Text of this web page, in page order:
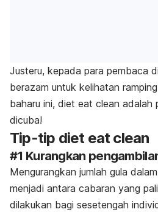
Justeru, kepada para pembaca
berazam untuk kelihatan
baharu ini, diet eat clean adalah
dicuba!
Tip-tip diet eat clean
#1 Kurangkan
Mengurangkan jumlah gula
menjadi antara cabaran yang
dilakukan bagi sesetengah